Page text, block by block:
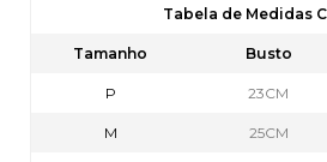
Tabela de Medidas
Tamanho Busto
P 23CM
M 25CM